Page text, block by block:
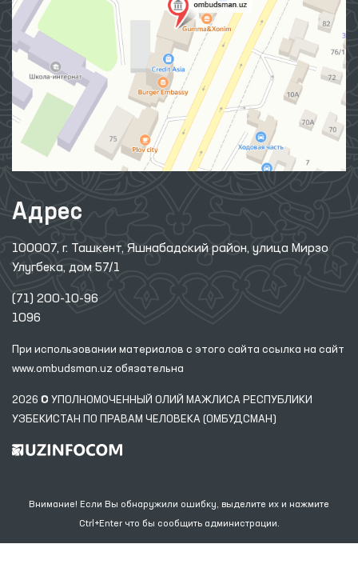
Адрес
100007, г. Ташкент, Яшнабадский район, улица Мирзо
Улугбека, дом 57/1
(71) 200-10-96
1096
При использовании материалов с этого сайта ссылка на сайт
www.ombudsman.uz обязательна
2026 © УПОЛНОМОЧЕННЫЙ ОЛИЙ МАЖЛИСА РЕСПУБЛИКИ
УЗБЕКИСТАН ПО ПРАВАМ ЧЕЛОВЕКА (ОМБУДСМАН)
Внимание! Если Вы обнаружили ошибку, выделите их и нажмите
Ctrl+Enter что бы сообщить администрации.